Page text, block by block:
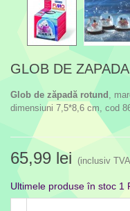
GLOB DE
Glob de zăpadă rotund ,
dimensiuni 7,5*8,6 cm, cod
65,99 lei (inclusiv
Ultimele produse în stoc 1